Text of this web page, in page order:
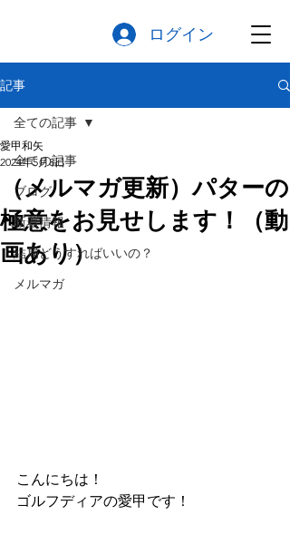
ログイン
記事
全ての記事
ブログ
新着情報
結局どうすればいいの？
メルマガ
全ての記事
（メルマガ更新）パターの
極意をお見せします！（動
画あり）
愛甲和矢
2024年5月8日
こんにちは！
ゴルフディアの愛甲です！